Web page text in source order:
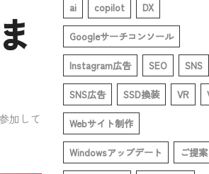
加して
ai copilot DX
Googleサーチコンソール
Instagram広告 SEO SNS
SNS広告 SSD換装 VR
Webサイト制作
Windowsアップデート ご提案